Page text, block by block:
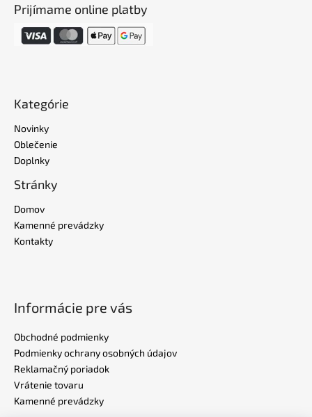
Prijímame online platby
Kategórie
Novinky
Oblečenie
Doplnky
Stránky
Domov
Kamenné prevádzky
Kontakty
Informácie pre vás
Obchodné podmienky
Podmienky ochrany osobných údajov
Reklamačný poriadok
Vrátenie tovaru
Kamenné prevádzky